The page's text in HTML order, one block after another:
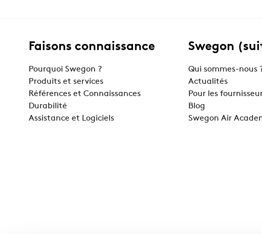
Faisons connaissance
Pourquoi Swegon ?
Produits et services
Références et Connaissances
Durabilité
Assistance et Logiciels
Swegon
Qui sommes-nous
Actualités
Pour les
Blog
Swegon Air